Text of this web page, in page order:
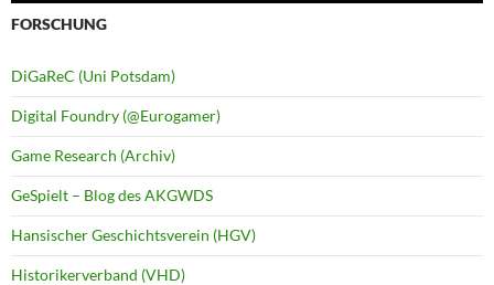
FORSCHUNG
DiGaReC (Uni Potsdam)
Digital Foundry (@Eurogamer)
Game Research (Archiv)
GeSpielt – Blog des AKGWDS
Hansischer Geschichtsverein (HGV)
Historikerverband (VHD)